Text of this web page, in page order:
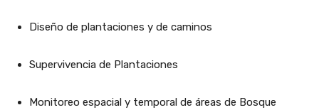
Diseño de plantaciones y de caminos
Supervivencia de Plantaciones
Monitoreo espacial y temporal de áreas de Bosque